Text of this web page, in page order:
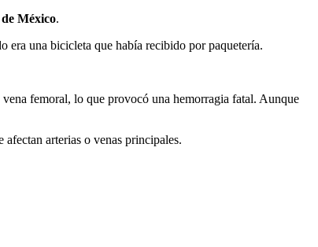
México.
era una bicicleta que había recibido por paquetería.
femoral, lo que provocó una hemorragia fatal. Aunque
afectan arterias o venas principales.